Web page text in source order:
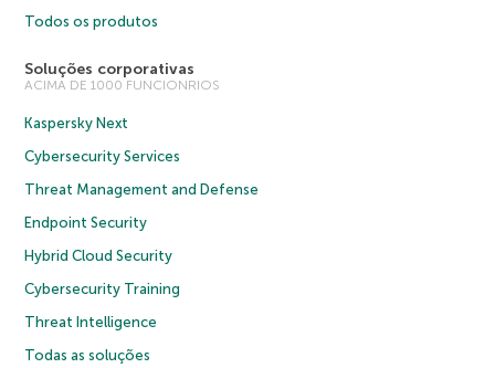
Todos os produtos
Soluções corporativas
ACIMA DE 1000 FUNCIONRIOS
Kaspersky Next
Cybersecurity Services
Threat Management and Defense
Endpoint Security
Hybrid Cloud Security
Cybersecurity Training
Threat Intelligence
Todas as soluções